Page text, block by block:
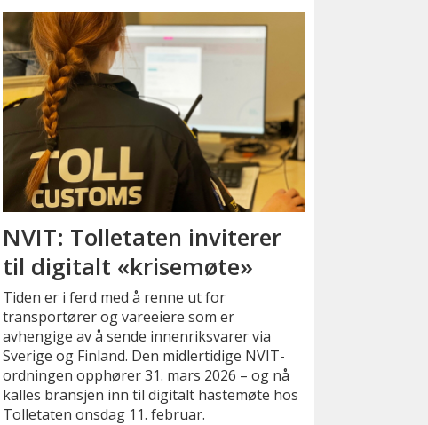
NVIT: Tolletaten inviterer
til digitalt «krisemøte»
Tiden er i ferd med å renne ut for
transportører og vareeiere som er
avhengige av å sende innenriksvarer via
Sverige og Finland. Den midlertidige NVIT-
ordningen opphører 31. mars 2026 – og nå
kalles bransjen inn til digitalt hastemøte hos
Tolletaten onsdag 11. februar.